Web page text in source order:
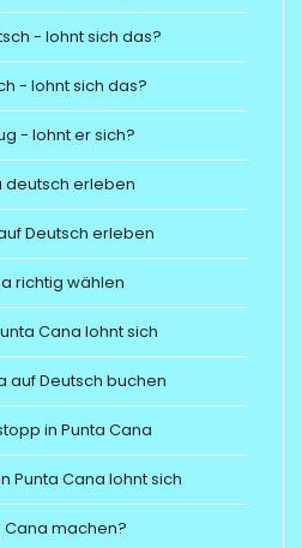
- lohnt sich das?
- lohnt sich das?
- lohnt er sich?
deutsch erleben
Deutsch erleben
richtig wählen
Cana lohnt sich
auf Deutsch buchen
in Punta Cana
Punta Cana lohnt sich
Cana machen?